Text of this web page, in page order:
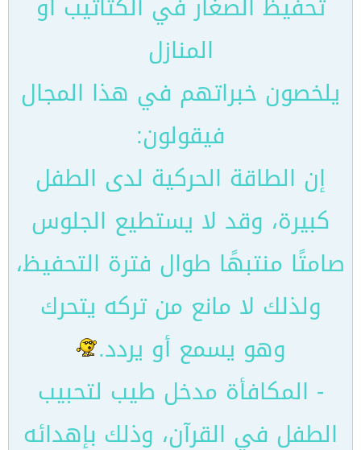
المنازل
يلخصون خبراتهم في هذا المجال
فيقولون:
إن الطاقة الحركية لدى الطفل
كبيرة، وقد لا يستطيع الجلوس
صامتًا منتبهًا طوال فترة التحفيظ،
ولذلك لا مانع من تركه يتحرك
وهو يسمع أو يردد.
- المكافأة مدخل طيب لتحبيب
الطفل في القرآن، وذلك بإهدائه